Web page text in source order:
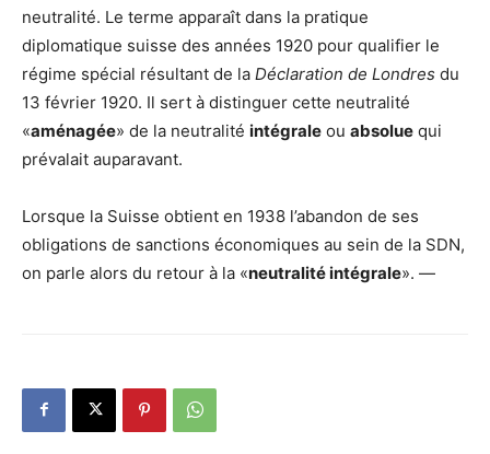
neutralité. Le terme apparaît dans la pratique
diplomatique suisse des années 1920 pour qualifier le
régime spécial résultant de la Déclaration de Londres du
13 février 1920. Il sert à distinguer cette neutralité
«aménagée» de la neutralité intégrale ou absolue qui
prévalait auparavant.
Lorsque la Suisse obtient en 1938 l’abandon de ses
obligations de sanctions économiques au sein de la SDN,
on parle alors du retour à la «neutralité intégrale». —